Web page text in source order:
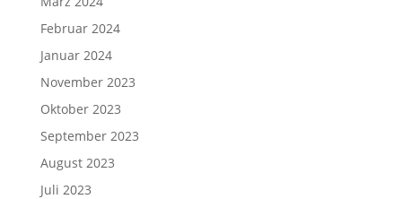
Februar 2024
Januar 2024
November 2023
Oktober 2023
September 2023
August 2023
Juli 2023